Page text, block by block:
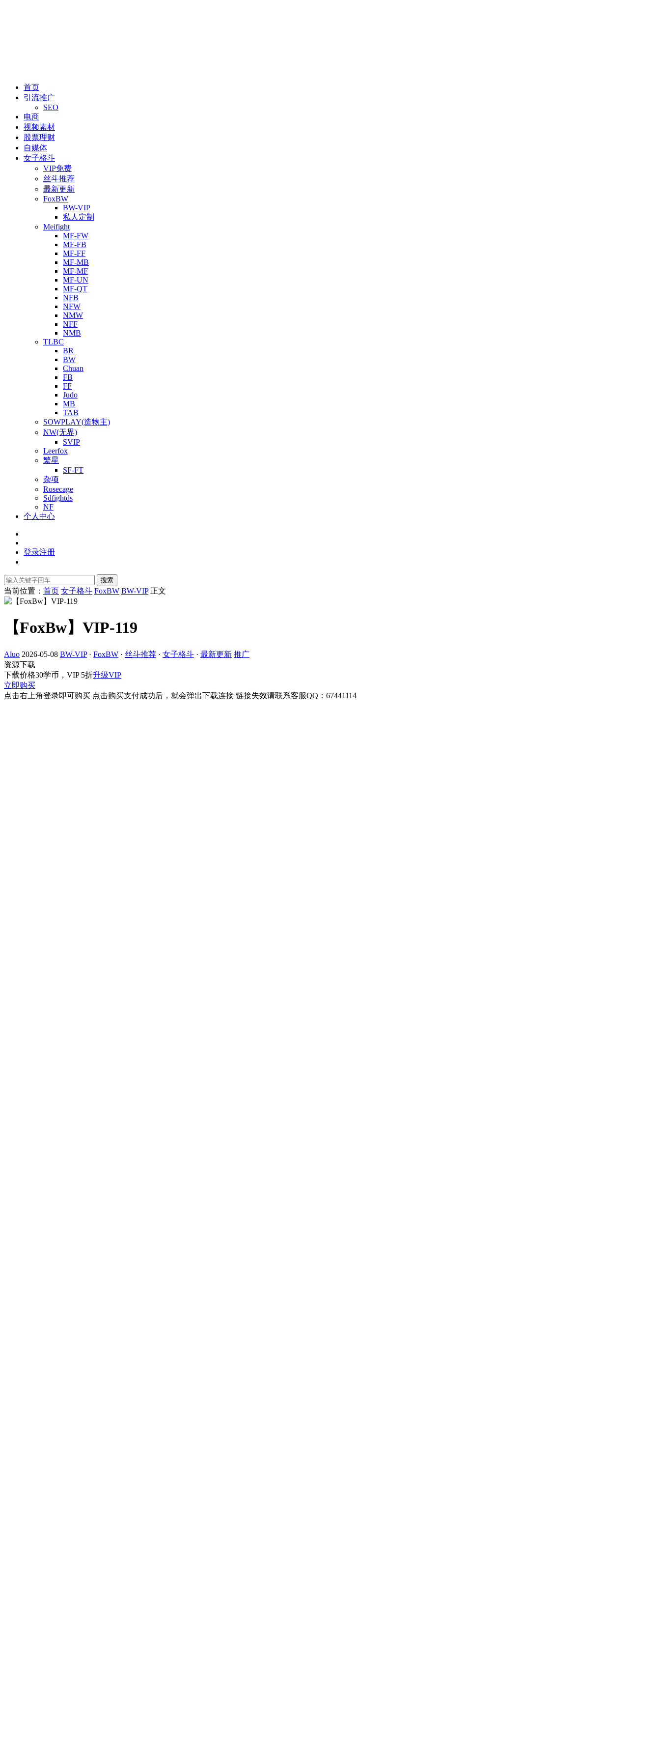
首页
引流推广
SEO
电商
视频素材
股票理财
自媒体
女子格斗
VIP免费
丝斗推荐
最新更新
FoxBW
BW-VIP
私人定制
Meifight
MF-FW
MF-FB
MF-FF
MF-MB
MF-MF
MF-UN
MF-QT
NFB
NFW
NMW
NFF
NMB
TLBC
BR
BW
Chuan
FB
FF
Judo
MB
TAB
SOWPLAY(造物主)
NW(无界)
SVIP
Leerfox
繁星
SF-FT
杂项
Rosecage
Sdfightds
NF
个人中心
登录注册
搜索
当前位置： 首页 女子格斗 FoxBW BW-VIP 正文
【FoxBw】VIP-119
Aluo 2026-05-08 BW-VIP· FoxBW · 丝斗推荐 · 女子格斗 · 最新更新 推广
资源下载
下载价格30学币，VIP 5折升级VIP
立即购买
点击右上角登录即可购买 点击购买支付成功后，就会弹出下载连接 链接失效请联系客服QQ：67441114